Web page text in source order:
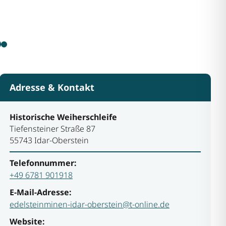
Adresse & Kontakt
Historische Weiherschleife
Tiefensteiner Straße 87
55743 Idar-Oberstein
Telefonnummer:
+49 6781 901918
E-Mail-Adresse:
edelsteinminen-idar-oberstein@t-online.de
Website: